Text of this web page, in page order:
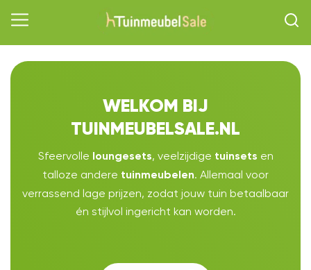
WELKOM BIJ
TUINMEUBELSALE.NL
Sfeervolle loungesets, veelzijdige tuinsets en
talloze andere tuinmeubelen. Allemaal voor
verrassend lage prijzen, zodat jouw tuin betaalbaar
én stijlvol ingericht kan worden.